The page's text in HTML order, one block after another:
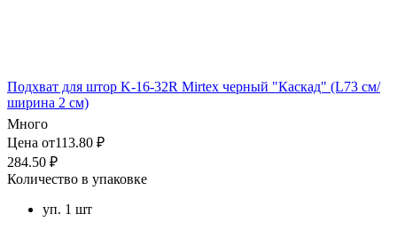
Подхват для штор K-16-32R Mirtex черный "Каскад" (L73 см/
ширина 2 см)
Много
Цена от113.80 ₽
284.50 ₽
Количество в упаковке
уп. 1 шт